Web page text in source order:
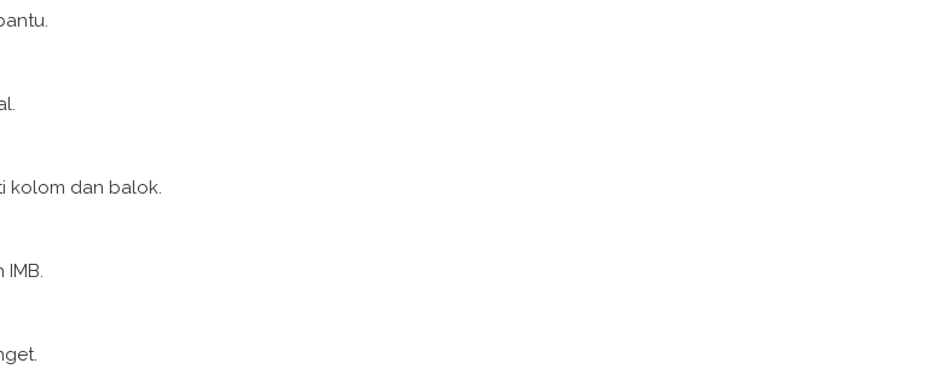
kolom dan balok.